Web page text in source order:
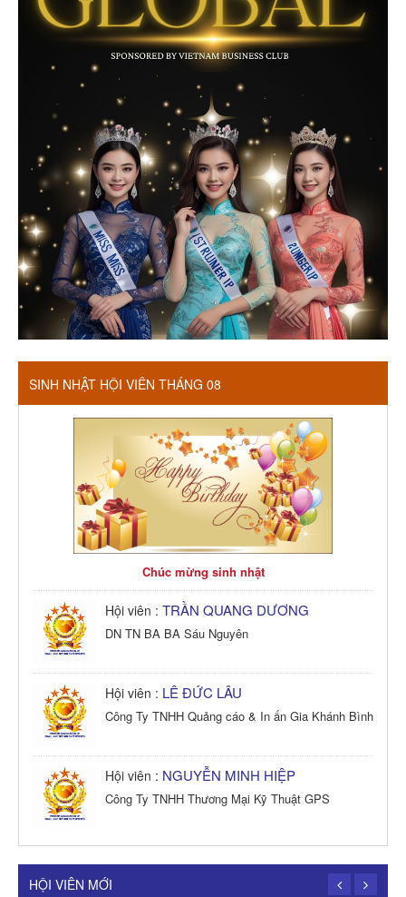
SINH NHẬT HỘI VIÊN THÁNG 08
Chúc mừng sinh nhật
Hội viên : TRẦN QUANG DƯƠNG
DN TN BA BA Sáu Nguyên
Hội viên : LÊ ĐỨC LÂU
Công Ty TNHH Quảng cáo & In ấn Gia Khánh Bình
Hội viên : NGUYỄN MINH HIỆP
Công Ty TNHH Thương Mại Kỹ Thuật GPS
Công Ty TNHH Dịch vụ Cuộc Sống Hạnh Phúc
HỘI VIÊN MỚI